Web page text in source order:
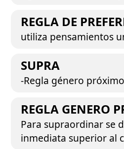
REGLA DE
utiliza pensamientos
SUPRA
-Regla género próximo
REGLA GENERO
Para supraordinar se
inmediata superior al